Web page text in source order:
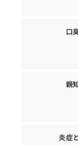
口
親
炎症